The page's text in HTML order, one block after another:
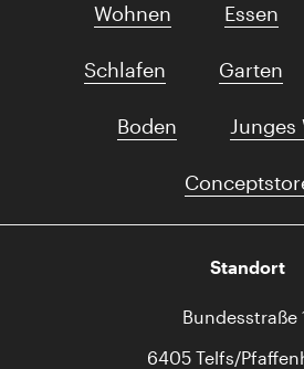
Wohnen Essen
Schlafen Garten
Boden Junges
Standort
Bundesstraße
6405 Telfs/